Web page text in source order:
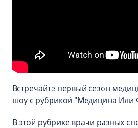
Встречайте первый сезон
шоу с рубрикой "Медицина Или
В этой рубрике врачи разных